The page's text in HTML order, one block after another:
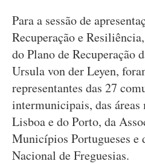
Para a sessão de
Recuperação e
do Plano de Recuperação
Ursula von der Leyen,
representantes das 27
intermunicipais, das
Lisboa e do Porto, da
Municípios Portugueses e
Nacional de Freguesias.